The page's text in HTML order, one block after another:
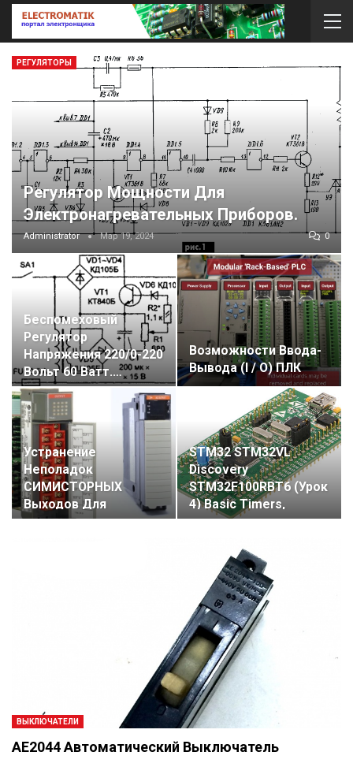
РЕГУЛЯТОРЫ
Регулятор Мощности Для
Электронагревательных Приборов.
Administrator Мар 19, 2024 0
Беспомеховый
Регулятор
Напряжения 220/0-220
Вольт 60 Ватт.…
Возможности Ввода-
Вывода (I / O) ПЛК
Устранение
Неполадок
СИМИСТОРНЫХ
Выходов Для
Модулей
STM32 STM32VL
Discovery
STM32F100RBT6 (урок
4) Basic Timers,
Таймеры
ВЫКЛЮЧАТЕЛИ
АЕ2044 Автоматический Выключатель